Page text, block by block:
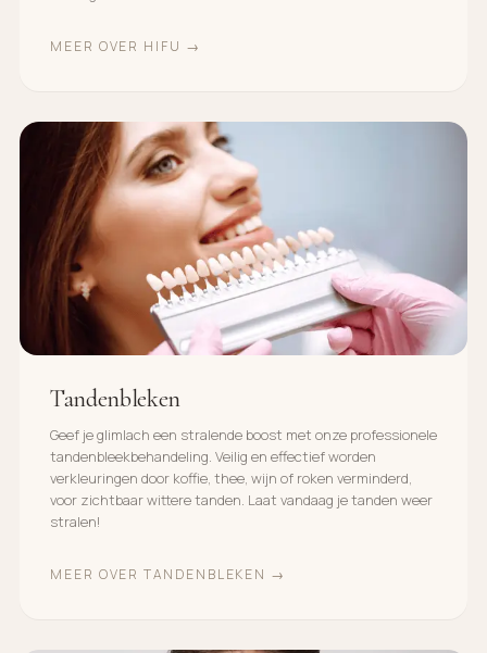
MEER OVER HIFU →
Tandenbleken
Geef je glimlach een stralende boost met onze professionele
tandenbleekbehandeling. Veilig en effectief worden
verkleuringen door koffie, thee, wijn of roken verminderd,
voor zichtbaar wittere tanden. Laat vandaag je tanden weer
stralen!
MEER OVER TANDENBLEKEN →